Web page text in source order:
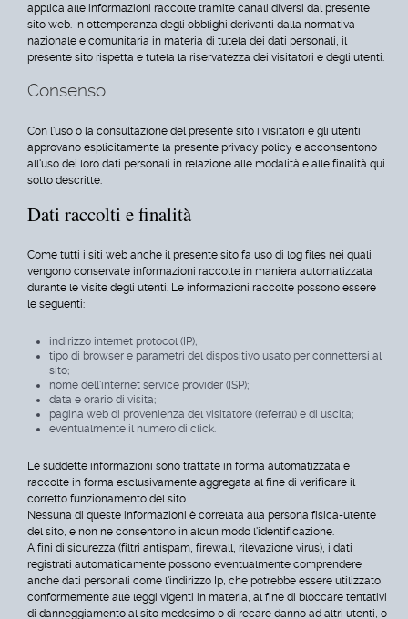
applica alle informazioni raccolte tramite canali diversi dal presente
sito web. In ottemperanza degli obblighi derivanti dalla normativa
nazionale e comunitaria in materia di tutela dei dati personali, il
presente sito rispetta e tutela la riservatezza dei visitatori e degli utenti.
Consenso
Con l'uso o la consultazione del presente sito i visitatori e gli utenti
approvano esplicitamente la presente privacy policy e acconsentono
all'uso dei loro dati personali in relazione alle modalità e alle finalità qui
sotto descritte.
Dati raccolti e finalità
Come tutti i siti web anche il presente sito fa uso di log files nei quali
vengono conservate informazioni raccolte in maniera automatizzata
durante le visite degli utenti. Le informazioni raccolte possono essere
le seguenti:
indirizzo internet protocol (IP);
tipo di browser e parametri del dispositivo usato per connettersi al
sito;
nome dell'internet service provider (ISP);
data e orario di visita;
pagina web di provenienza del visitatore (referral) e di uscita;
eventualmente il numero di click.
Le suddette informazioni sono trattate in forma automatizzata e
raccolte in forma esclusivamente aggregata al fine di verificare il
corretto funzionamento del sito.
Nessuna di queste informazioni è correlata alla persona fisica-utente
del sito, e non ne consentono in alcun modo l'identificazione.
A fini di sicurezza (filtri antispam, firewall, rilevazione virus), i dati
registrati automaticamente possono eventualmente comprendere
anche dati personali come l'indirizzo Ip, che potrebbe essere utilizzato,
conformemente alle leggi vigenti in materia, al fine di bloccare tentativi
di danneggiamento al sito medesimo o di recare danno ad altri utenti, o